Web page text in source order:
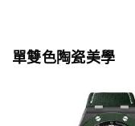
單雙色陶瓷美學